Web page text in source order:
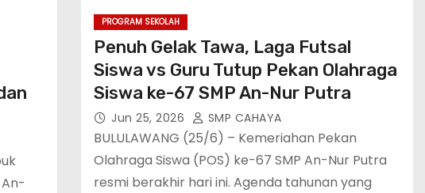
PROGRAM SEKOLAH
Penuh Gelak Tawa, Laga Futsal
Siswa vs Guru Tutup Pekan Olahraga
Siswa ke-67 SMP An-Nur Putra
Jun 25, 2026 SMP CAHAYA
BULULAWANG (25/6) – Kemeriahan Pekan
Olahraga Siswa (POS) ke-67 SMP An-Nur Putra
resmi berakhir hari ini. Agenda tahunan yang